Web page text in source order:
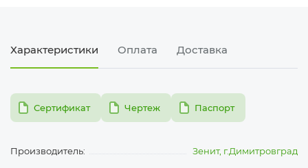
Характеристики Оплата Доставка
pdfСертификат pdfЧертеж pdfПаспорт
Производитель: Зенит, г.Димитровград